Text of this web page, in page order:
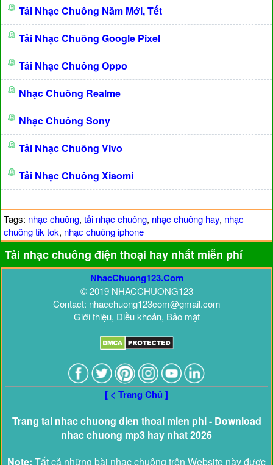
Tải Nhạc Chuông Năm Mới, Tết
Tải Nhạc Chuông Google Pixel
Tải Nhạc Chuông Oppo
Nhạc Chuông Realme
Nhạc Chuông Sony
Tải Nhạc Chuông Vivo
Tải Nhạc Chuông Xiaomi
Tags: nhạc chuông, tải nhạc chuông, nhạc chuông hay, nhạc
chuông tik tok, nhạc chuông iphone
Tải nhạc chuông điện thoại hay nhất miễn phí
NhacChuong123.Com
© 2019 NHACCHUONG123
Contact: nhacchuong123com@gmail.com
Giới thiệu, Điều khoản, Bảo mật
[ < Trang Chủ ]
Trang tai nhac chuong dien thoai mien phi - Download
nhac chuong mp3 hay nhat 2026
Note: Tất cả những bài nhạc chuông trên Website này được